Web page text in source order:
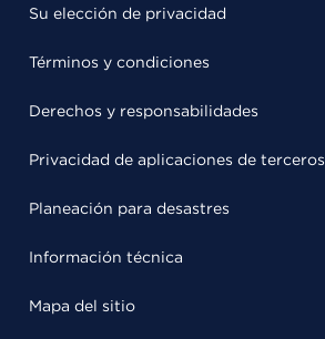
Su elección de privacidad
Términos y condiciones
Derechos y responsabilidades
Privacidad de aplicaciones de terceros
Planeación para desastres
Información técnica
Mapa del sitio